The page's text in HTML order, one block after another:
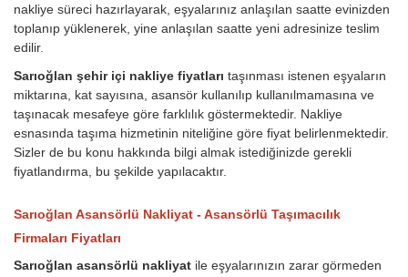
nakliye süreci hazırlayarak, eşyalarınız anlaşılan saatte evinizden
toplanıp yüklenerek, yine anlaşılan saatte yeni adresinize teslim
edilir.
Sarıoğlan şehir içi nakliye fiyatları taşınması istenen eşyaların
miktarına, kat sayısına, asansör kullanılıp kullanılmamasına ve
taşınacak mesafeye göre farklılık göstermektedir. Nakliye
esnasında taşıma hizmetinin niteliğine göre fiyat belirlenmektedir.
Sizler de bu konu hakkında bilgi almak istediğinizde gerekli
fiyatlandırma, bu şekilde yapılacaktır.
Sarıoğlan Asansörlü Nakliyat - Asansörlü Taşımacılık
Firmaları Fiyatları
Sarıoğlan asansörlü nakliyat ile eşyalarınızın zarar görmeden